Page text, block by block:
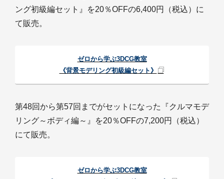
ング初級編セット』を20％OFFの6,400円（税込）に
て販売。
ゼロから学ぶ3DCG教室
《背景モデリング初級編セット》
第48回から第57回までがセットになった『クルマモデ
リング～ボディ編～』を20％OFFの7,200円（税込）
にて販売。
ゼロから学ぶ3DCG教室